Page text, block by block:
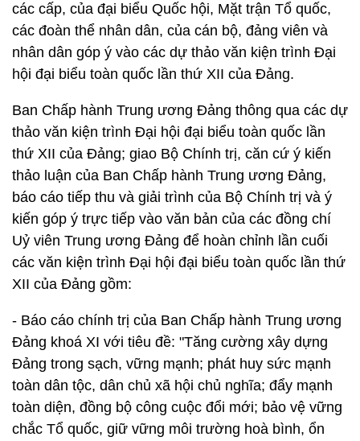
các cấp, của đại biểu Quốc hội, Mặt trận Tổ quốc,
các đoàn thể nhân dân, của cán bộ, đảng viên và
nhân dân góp ý vào các dự thảo văn kiện trình Đại
hội đại biểu toàn quốc lần thứ XII của Đảng.
Ban Chấp hành Trung ương Đảng thông qua các dự
thảo văn kiện trình Đại hội đại biểu toàn quốc lần
thứ XII của Đảng; giao Bộ Chính trị, căn cứ ý kiến
thảo luận của Ban Chấp hành Trung ương Đảng,
báo cáo tiếp thu và giải trình của Bộ Chính trị và ý
kiến góp ý trực tiếp vào văn bản của các đồng chí
Uỷ viên Trung ương Đảng để hoàn chỉnh lần cuối
các văn kiện trình Đại hội đại biểu toàn quốc lần thứ
XII của Đảng gồm:
- Báo cáo chính trị của Ban Chấp hành Trung ương
Đảng khoá XI với tiêu đề: "Tăng cường xây dựng
Đảng trong sạch, vững mạnh; phát huy sức mạnh
toàn dân tộc, dân chủ xã hội chủ nghĩa; đẩy mạnh
toàn diện, đồng bộ công cuộc đổi mới; bảo vệ vững
chắc Tổ quốc, giữ vững môi trường hoà bình, ổn